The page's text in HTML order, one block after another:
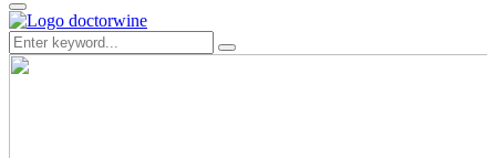
Primary
Menu
Search
for:
Search